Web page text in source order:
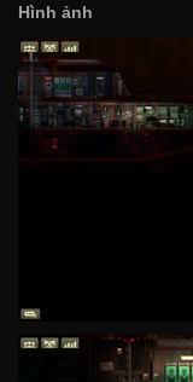
Hình ảnh